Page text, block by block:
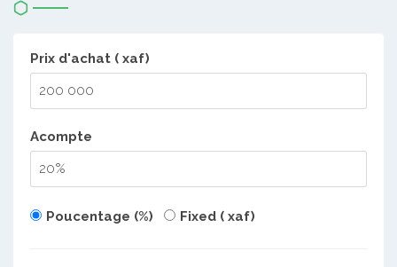
Prix d'achat ( xaf)
Acompte
Poucentage (%) Fixed ( xaf)